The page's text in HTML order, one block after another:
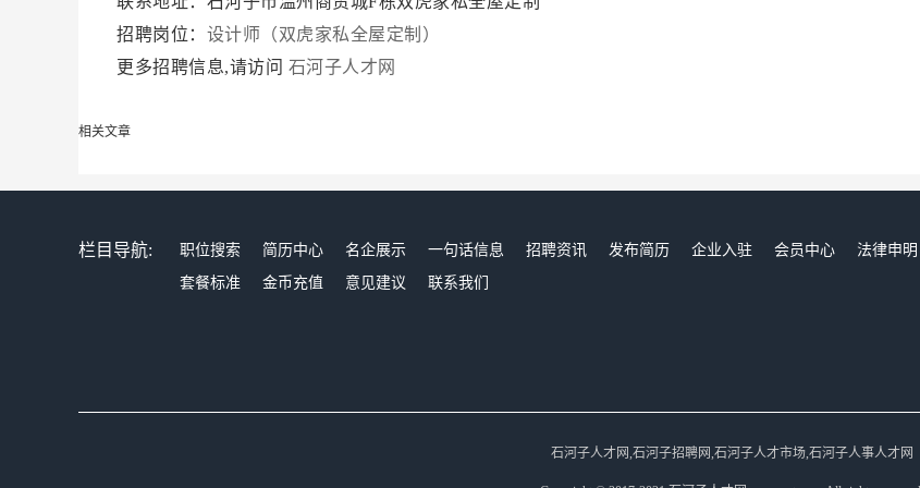
招聘岗位： 设计师（双虎家私全屋定制）
更多招聘信息,请访问 石河子人才网
相关文章
栏目导航: 职位搜索 简历中心 名企展示 一句话信息 招聘资讯 发布简历 企业入驻 会员中心
法律申明
套餐标准
金币充值 意见建议 联系我们
石河子人才网,石河子招聘网,石河子人才市场,石河子人事人才网